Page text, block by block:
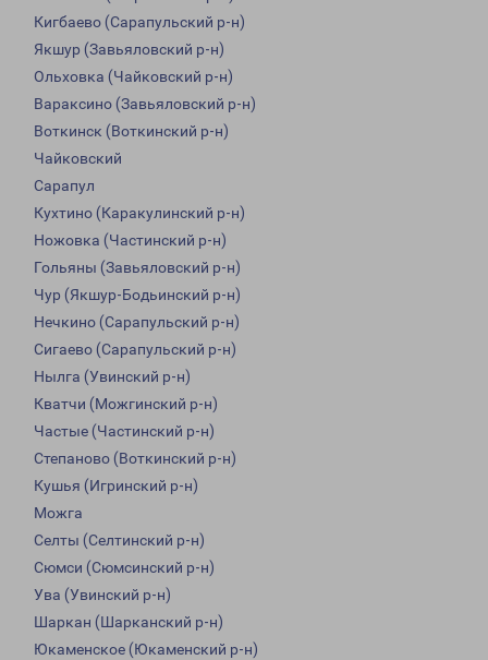
Кигбаево (Сарапульский р-н)
Якшур (Завьяловский р-н)
Ольховка (Чайковский р-н)
Вараксино (Завьяловский р-н)
Воткинск (Воткинский р-н)
Чайковский
Сарапул
Кухтино (Каракулинский р-н)
Ножовка (Частинский р-н)
Гольяны (Завьяловский р-н)
Чур (Якшур-Бодьинский р-н)
Нечкино (Сарапульский р-н)
Сигаево (Сарапульский р-н)
Нылга (Увинский р-н)
Кватчи (Можгинский р-н)
Частые (Частинский р-н)
Степаново (Воткинский р-н)
Кушья (Игринский р-н)
Можга
Селты (Селтинский р-н)
Сюмси (Сюмсинский р-н)
Ува (Увинский р-н)
Шаркан (Шарканский р-н)
Юкаменское (Юкаменский р-н)